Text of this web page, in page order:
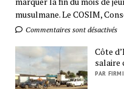
musulmane. Le COSIM,
Commentaires sont désactivés
Côte
salaire
PAR